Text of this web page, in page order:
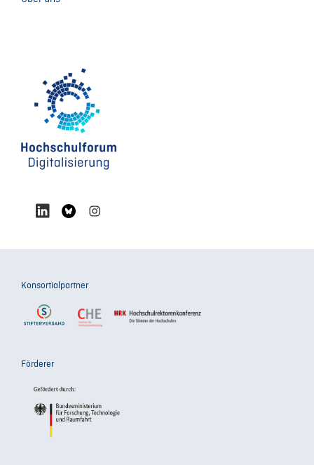
Konsortialpartner
Förderer